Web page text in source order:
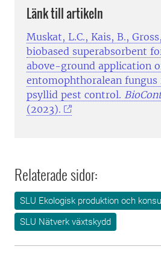
Länk till artikeln
Muskat, L.C., Kais, B.,
biobased superabsorbent
above-ground application
entomophthoralean
psyllid pest control.
(2023).
Relaterade sidor:
SLU Ekologisk produktion och
SLU Nätverk växtskydd